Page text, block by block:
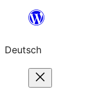
springen
Deutsch